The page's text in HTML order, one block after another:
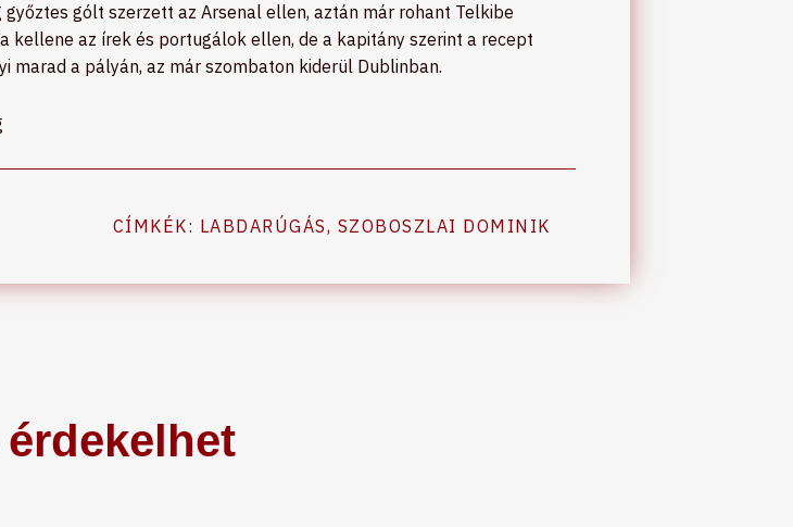
gólt szerzett az Arsenal ellen, aztán már rohant Telkibe
kellene az írek és portugálok ellen, de a kapitány szerint a recept
marad a pályán, az már szombaton kiderül Dublinban.
CÍMKÉK: LABDARÚGÁS, SZOBOSZLAI DOMINIK